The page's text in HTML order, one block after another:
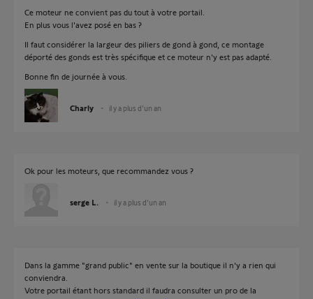
Ce moteur ne convient pas du tout à votre portail.
En plus vous l'avez posé en bas ?
Il faut considérer la largeur des piliers de gond à gond, ce montage
déporté des gonds est très spécifique et ce moteur n'y est pas adapté.
Bonne fin de journée à vous.
Charly il y a plus d'un an
Ok pour les moteurs, que recommandez vous ?
serge L. il y a plus d'un an
Dans la gamme "grand public" en vente sur la boutique il n'y a rien qui
conviendra.
Votre portail étant hors standard il faudra consulter un pro de la